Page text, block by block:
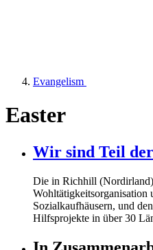
Evangelism
Easter
Wir sind Teil
Die in Richhill
Wohltätigkeitsorganisation
Sozialkaufhäusern, und
Hilfsprojekte in über30